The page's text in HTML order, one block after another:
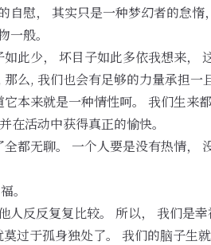
自慰， 其实只是一种梦幻者的怠
般。
此少， 坏目子如此多依我想来，
么, 我们也会有足够的力量承担一
本来就是一种情性呵。 我们生来
在活动中获得真正的愉快。
都无聊。 一个人要是没有热情，
。
人反反复复比较。 所以， 我们是
过于孤身独处了。 我们的脑子生